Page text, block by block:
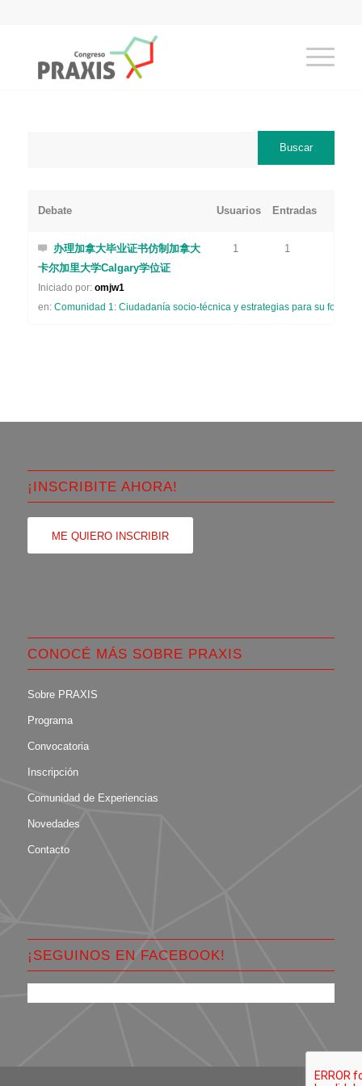
Debate Usuarios Entradas
办理加拿大毕业证书仿制加拿大
卡尔加里大学Calgary学位证
Iniciado por: omjw1
en: Comunidad 1: Ciudadanía socio-técnica y estrategias para su
1 1
¡INSCRIBITE AHORA!
ME QUIERO INSCRIBIR
CONOCÉ MÁS SOBRE PRAXIS
Sobre PRAXIS
Programa
Convocatoria
Inscripción
Comunidad de Experiencias
Novedades
Contacto
¡SEGUINOS EN FACEBOOK!